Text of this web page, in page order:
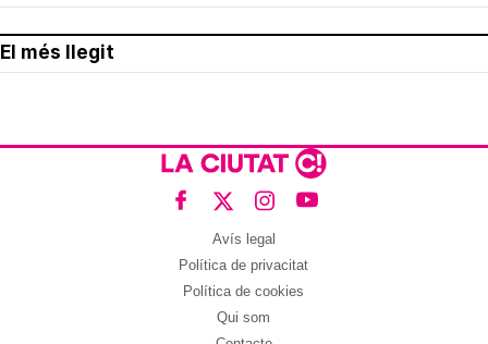
El més llegit
Avís legal
Política de privacitat
Política de cookies
Qui som